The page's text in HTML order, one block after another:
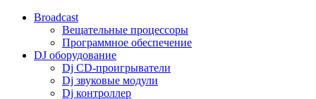
Broadcast
Вещательные процессоры
Программное обеспечение
DJ оборудование
Dj CD-проигрыватели
Dj звуковые модули
Dj контроллер